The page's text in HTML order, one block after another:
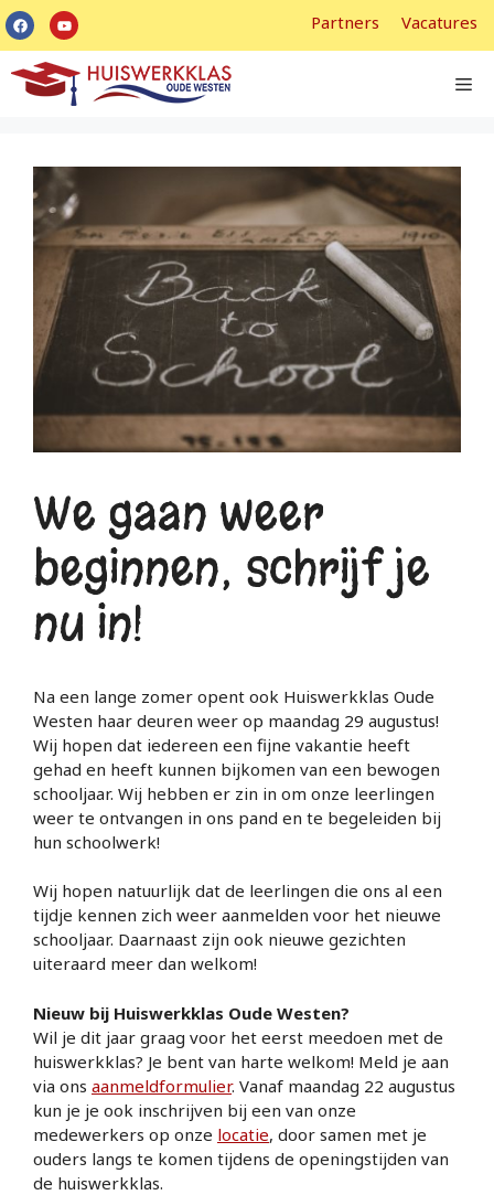
Partners Vacatures
We gaan weer
beginnen; schrijf je
nu in!
Na een lange zomer opent ook Huiswerkklas Oude
Westen haar deuren weer op maandag 29 augustus!
Wij hopen dat iedereen een fijne vakantie heeft
gehad en heeft kunnen bijkomen van een bewogen
schooljaar. Wij hebben er zin in om onze leerlingen
weer te ontvangen in ons pand en te begeleiden bij
hun schoolwerk!
Wij hopen natuurlijk dat de leerlingen die ons al een
tijdje kennen zich weer aanmelden voor het nieuwe
schooljaar. Daarnaast zijn ook nieuwe gezichten
uiteraard meer dan welkom!
Nieuw bij Huiswerkklas Oude Westen?
Wil je dit jaar graag voor het eerst meedoen met de
huiswerkklas? Je bent van harte welkom! Meld je aan
via ons aanmeldformulier. Vanaf maandag 22 augustus
kun je je ook inschrijven bij een van onze
medewerkers op onze locatie, door samen met je
ouders langs te komen tijdens de openingstijden van
de huiswerkklas.